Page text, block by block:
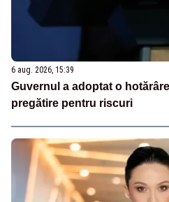
6 aug. 2026, 15:39
Guvernul a adoptat o
pregătire pentru riscuri